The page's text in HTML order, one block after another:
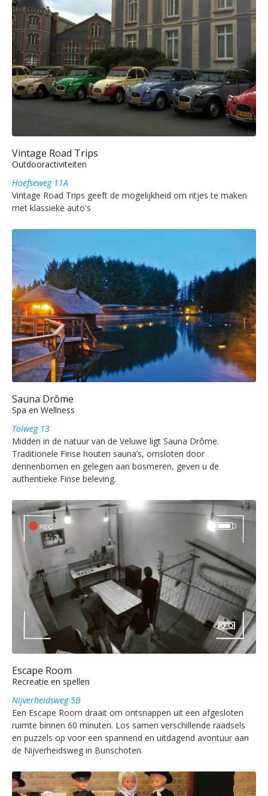
Vintage Road Trips
Outdooractiviteiten
Hoefseweg 11A
Vintage Road Trips geeft de mogelijkheid om ritjes te maken
met klassieke auto's
Sauna Drôme
Spa en Wellness
Tolweg 13
Midden in de natuur van de Veluwe ligt Sauna Drôme.
Traditionele Finse houten sauna’s, omsloten door
dennenbomen en gelegen aan bosmeren, geven u de
authentieke Finse beleving.
Escape Room
Recreatie en spellen
Nijverheidsweg 5B
Een Escape Room draait om ontsnappen uit een afgesloten
ruimte binnen 60 minuten. Los samen verschillende raadsels
en puzzels op voor een spannend en uitdagend avontuur aan
de Nijverheidsweg in Bunschoten.